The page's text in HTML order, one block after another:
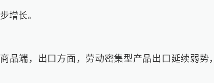
步增长。
商品端，出口方面，劳动密集型产品出口延续弱势